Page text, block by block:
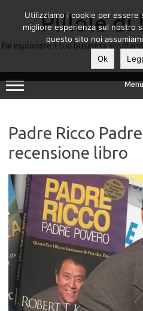
Pillole di
Fai esplodere il tuo business
Menu
Padre Ricco
recensione libro
Utilizziamo i cookie per essere
migliore esperienza sul nostro
questo sito noi
Ok